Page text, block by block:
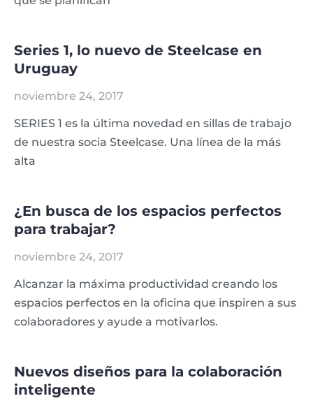
Series 1, lo nuevo de Steelcase en
Uruguay
noviembre 24, 2017
SERIES 1 es la última novedad en sillas de trabajo
de nuestra socia Steelcase. Una línea de la más
alta
¿En busca de los espacios perfectos
para trabajar?
noviembre 24, 2017
Alcanzar la máxima productividad creando los
espacios perfectos en la oficina que inspiren a sus
colaboradores y ayude a motivarlos.
Nuevos diseños para la colaboración
inteligente